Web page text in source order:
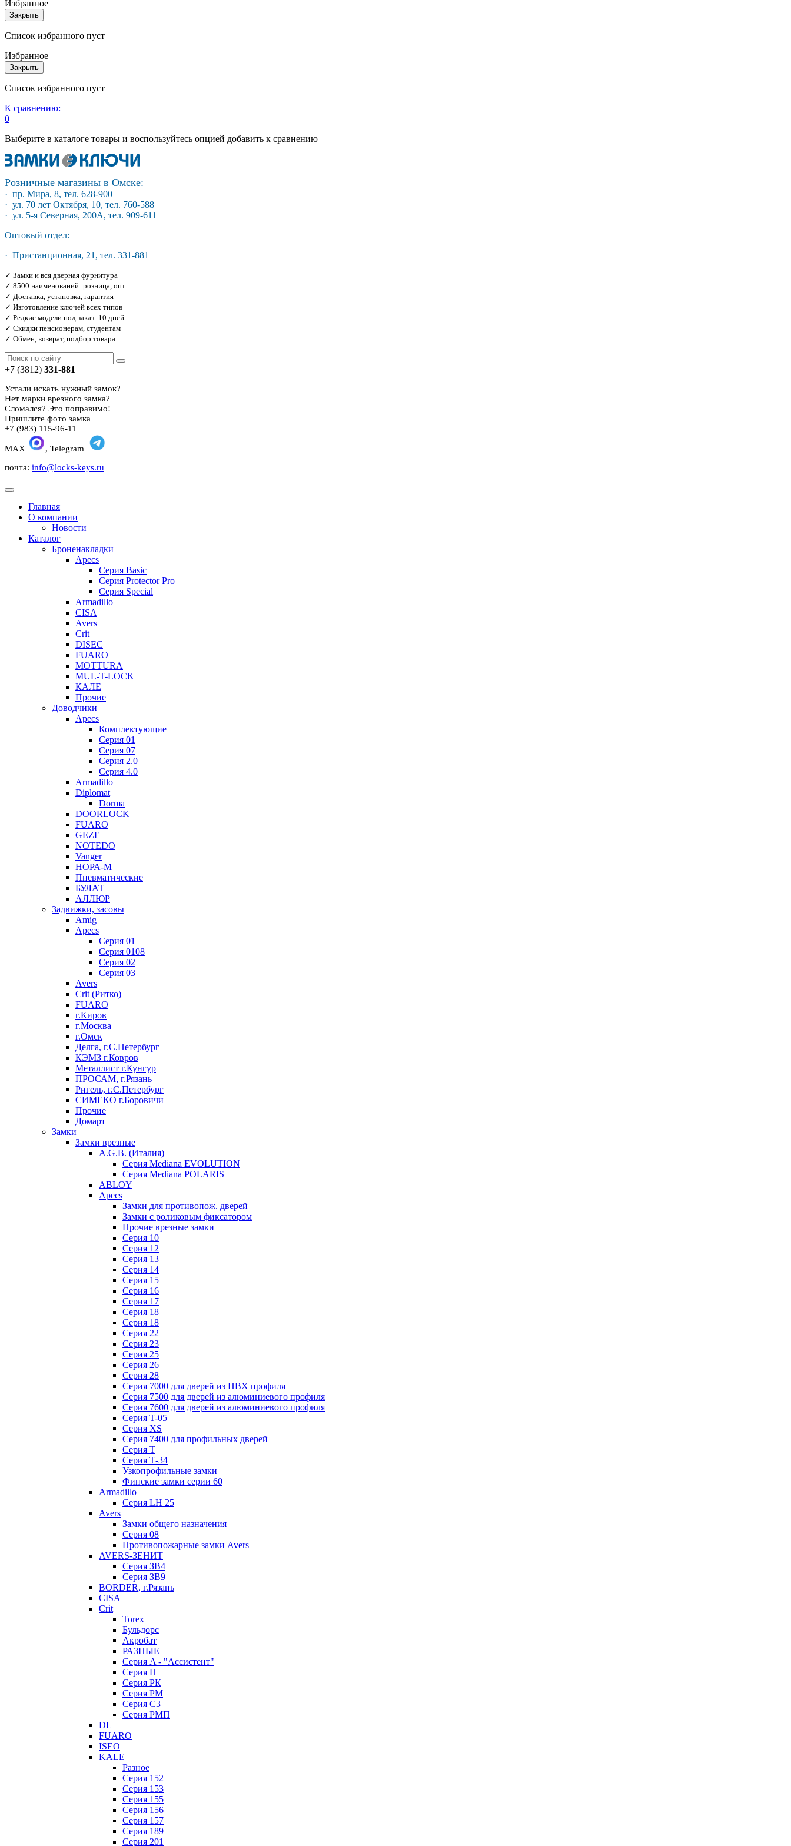
Избранное
Закрыть
Список избранного пуст
Избранное
Закрыть
Список избранного пуст
К сравнению:
0
Выберите в каталоге товары и воспользуйтесь опцией добавить к сравнению
Розничные магазины в Омске:
· пр. Мира, 8, тел. 628-900
· ул. 70 лет Октября, 10, тел. 760-588
· ул. 5-я Северная, 200А, тел. 909-611
Оптовый отдел:
· Пристанционная, 21, тел. 331-881
✓ Замки и вся дверная фурнитура
✓ 8500 наименований: розница, опт
✓ Доставка, установка, гарантия
✓ Изготовление ключей всех типов
✓ Редкие модели под заказ: 10 дней
✓ Скидки пенсионерам, студентам
✓ Обмен, возврат, подбор товара
+7 (3812) 331-881
Устали искать нужный замок?
Нет марки врезного замка?
Сломался? Это поправимо!
Пришлите фото замка
+7 (983) 115-96-11
MAX
, Telegram
почта: info@locks-keys.ru
Главная
О компании
Новости
Каталог
Броненакладки
Apecs
Серия Basic
Серия Protector Pro
Серия Special
Armadillo
CISA
Avers
Crit
DISEC
FUARO
MOTTURA
MUL-T-LOCK
КАЛЕ
Прочие
Доводчики
Apecs
Комплектующие
Серия 01
Серия 07
Серия 2.0
Серия 4.0
Armadillo
Diplomat
Dorma
DOORLOCK
FUARO
GEZE
NOTEDO
Vanger
НОРА-М
Пневматические
БУЛАТ
АЛЛЮР
Задвижки, засовы
Amig
Apecs
Серия 01
Серия 0108
Серия 02
Серия 03
Avers
Crit (Ритко)
FUARO
г.Киров
г.Москва
г.Омск
Делга, г.С.Петербург
КЭМЗ г.Ковров
Металлист г.Кунгур
ПРОСАМ, г.Рязань
Ригель, г.С.Петербург
СИМЕКО г.Боровичи
Прочие
Домарт
Замки
Замки врезные
A.G.B. (Италия)
Серия Mediana EVOLUTION
Серия Mediana POLARIS
ABLOY
Apecs
Замки для противопож. дверей
Замки с роликовым фиксатором
Прочие врезные замки
Серия 10
Серия 12
Серия 13
Серия 14
Серия 15
Серия 16
Серия 17
Серия 18
Серия 18
Серия 22
Серия 23
Серия 25
Серия 26
Серия 28
Серия 7000 для дверей из ПВХ профиля
Серия 7500 для дверей из алюминиевого профиля
Серия 7600 для дверей из алюминиевого профиля
Серия T-05
Серия XS
Серия 7400 для профильных дверей
Серия Т
Серия Т-34
Узкопрофильные замки
Финские замки серии 60
Armadillo
Серия LH 25
Avers
Замки общего назначения
Серия 08
Противопожарные замки Avers
AVERS-ЗЕНИТ
Серия ЗВ4
Серия ЗВ9
BORDER, г.Рязань
CISA
Crit
Torex
Бульдорс
Акробат
РАЗНЫЕ
Серия A - "Ассистент"
Серия П
Серия РК
Серия РМ
Серия С3
Серия РМП
DL
FUARO
ISEO
KALE
Разное
Серия 152
Серия 153
Серия 155
Серия 156
Серия 157
Серия 189
Серия 201